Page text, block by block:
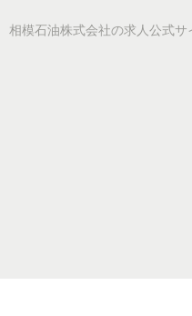
相模石油株式会社の求人公式サ